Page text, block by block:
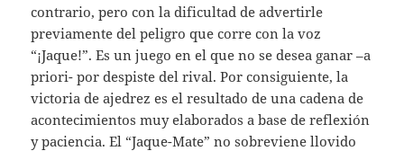
contrario, pero con la dificultad de advertirle
previamente del peligro que corre con la voz
“¡Jaque!”. Es un juego en el que no se desea ganar –a
priori- por despiste del rival. Por consiguiente, la
victoria de ajedrez es el resultado de una cadena de
acontecimientos muy elaborados a base de reflexión
y paciencia. El “Jaque-Mate” no sobreviene llovido